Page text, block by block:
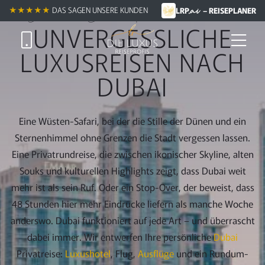
★★★★★ DAS SAGEN UNSERE KUNDEN LRP.ai – REISEPLANER
Zum
Hauptinhalt
springen
Exklusive Dubai-Privatreisen buchen
UNVERGESSLICHE
LUXUSREISEN NACH
DUBAI
Eine Wüsten-Safari, bei der die Stille der Dünen und ein
Sternenhimmel ohne Grenzen die Stadt vergessen lassen.
Eine Privatrundreise, die zwischen ikonischer Skyline, alten
Souks und kulturellen Highlights zeigt, dass Dubai weit
mehr ist als sein Ruf. Oder ein Stop-Over, der beweist, dass
48 Stunden hier mehr Eindrücke liefern als manche Woche
anderswo. Dubai funktioniert auf jede Art – und überrascht
dabei immer. Wir entwerfen Ihre persönlicheDubai
Privatreise: Luxushotel, Flug, Ausflüge und ein Rundum-